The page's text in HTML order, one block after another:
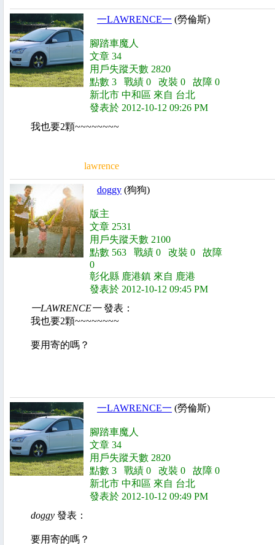
一LAWRENCE一 (勞倫斯)
腳踏車魔人
文章 34
用戶失蹤天數 2820
點數 3 戰績 0 改裝 0 故障 0
新北市 中和區 來自 台北
發表於 2012-10-12 09:26 PM
我也要2顆~~~~~~~~
lawrence
doggy (狗狗)
版主
文章 2531
用戶失蹤天數 2100
點數 563 戰績 0 改裝 0 故障
0
彰化縣 鹿港鎮 來自 鹿港
發表於 2012-10-12 09:45 PM
一LAWRENCE一發表：
我也要2顆~~~~~~~~
要用寄的嗎？
一LAWRENCE一 (勞倫斯)
腳踏車魔人
文章 34
用戶失蹤天數 2820
點數 3 戰績 0 改裝 0 故障 0
新北市 中和區 來自 台北
發表於 2012-10-12 09:49 PM
doggy 發表：
要用寄的嗎？